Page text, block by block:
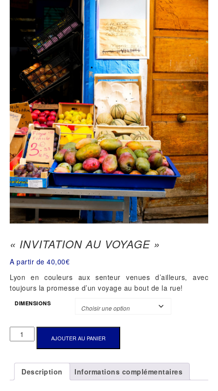
« INVITATION AU VOYAGE »
A partir de 40,00€
Lyon en couleurs aux senteur venues d’ailleurs, avec
toujours la promesse d’un voyage au bout de la rue!
DIMENSIONS
QUANTITÉ
DE
AU
VOYAGE"
AJOUTER AU PANIER
Description Informations complémentaires